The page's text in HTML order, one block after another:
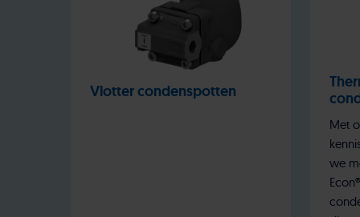
Vlotter condenspotten
Met
we